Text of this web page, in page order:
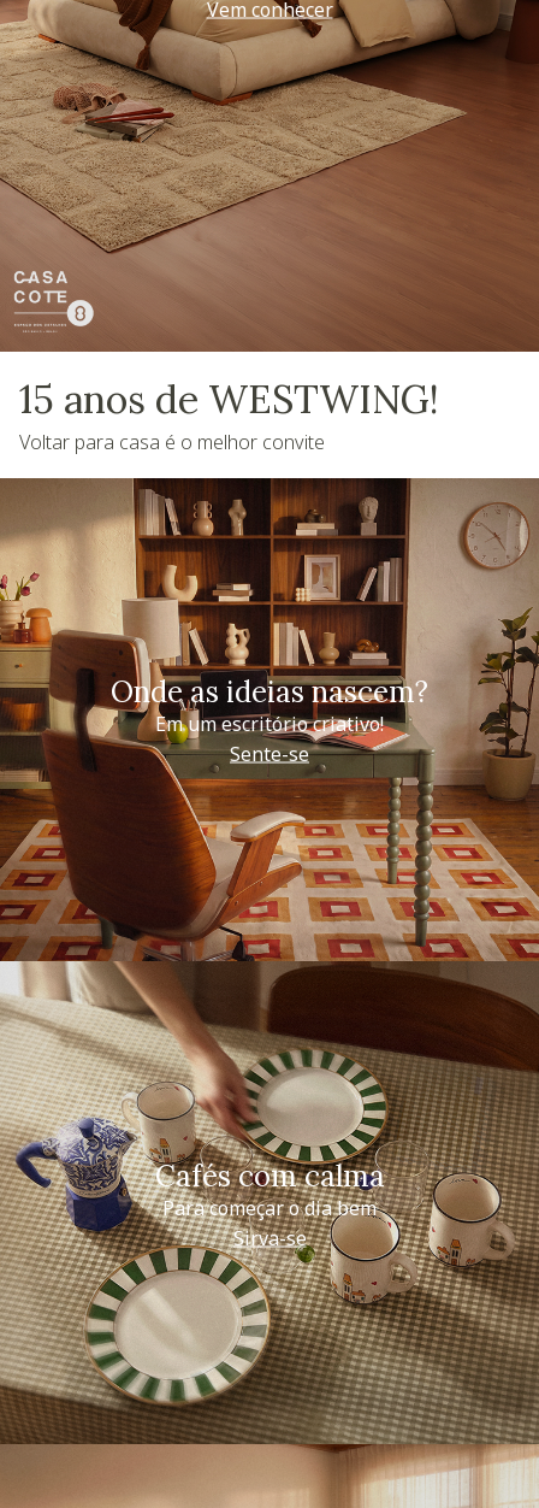
Vem conhecer
15 anos de WESTWING!
Voltar para casa é o melhor convite
Onde as ideias nascem?
Em um escritório criativo!
Sente-se
Cafés com calma
Para começar o dia bem
Sirva-se